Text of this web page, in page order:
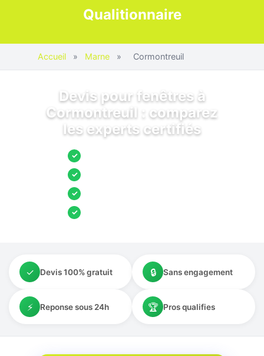
Qualitionnaire
Accueil » Marne » Cormontreuil
Devis pour fenêtres à
Cormontreuil : comparez
les experts certifiés
✓
✓
✓
✓
✓ Devis 100% gratuit 🔒 Sans engagement
⚡ Reponse sous 24h 🏆 Pros qualifies